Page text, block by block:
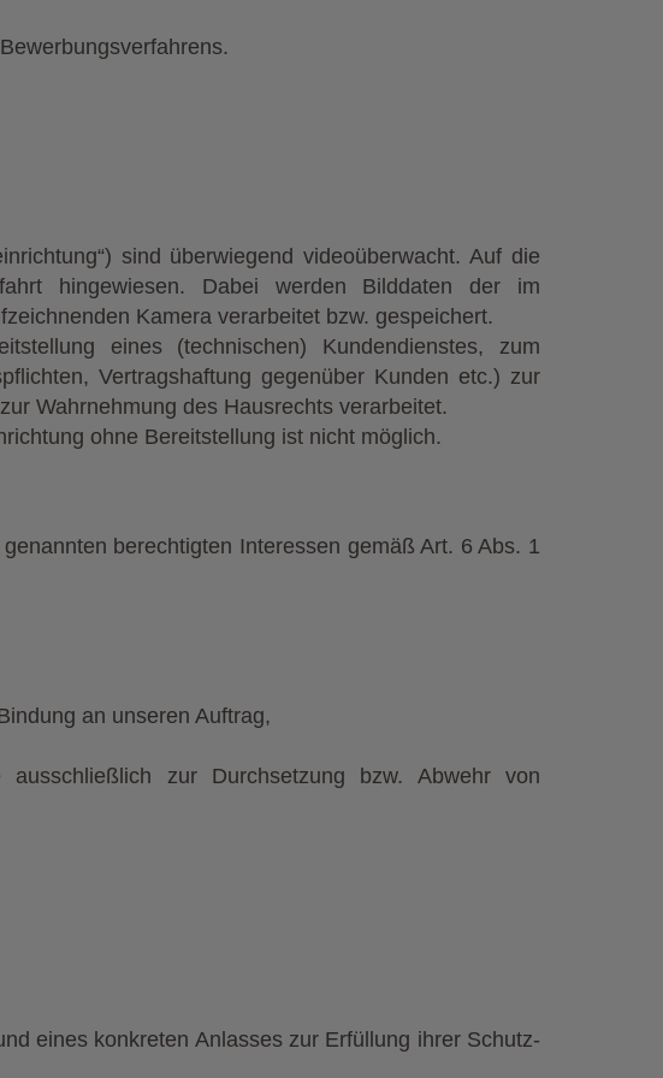
sind überwiegend videoüberwacht. Auf die
hingewiesen. Dabei werden Bilddaten der im
Kamera verarbeitet bzw. gespeichert.
eines (technischen) Kundendienstes, zum
Vertragshaftung gegenüber Kunden etc.) zur
Wahrnehmung des Hausrechts verarbeitet.
ohne Bereitstellung ist nicht möglich.
berechtigten Interessen gemäß Art. 6 Abs. 1
an unseren Auftrag,
ausschließlich zur Durchsetzung bzw. Abwehr von
eines konkreten Anlasses zur Erfüllung ihrer Schutz-